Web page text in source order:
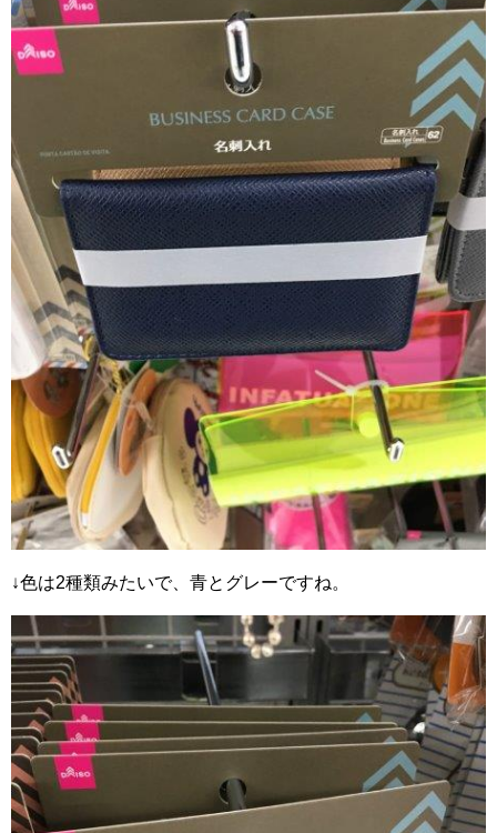
↓色は2種類みたいで、青とグレーですね。